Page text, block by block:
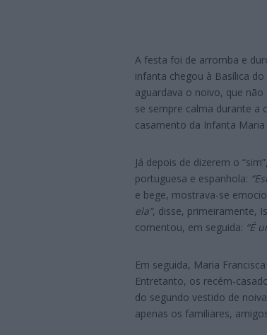
A festa foi de arromba e
infanta chegou à Basílica
aguardava o noivo, que
se sempre calma durante a
casamento da Infanta Maria
Já depois de dizerem o
portuguesa e espanhola:
e bege, mostrava-se
ela”, disse, primeiramente,
comentou, em seguida: “É
Em seguida, Maria
Entretanto, os recém-
do segundo vestido de
apenas os familiares,